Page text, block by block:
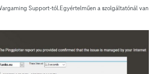
Support-tól.Egyértelműen a szolgáltatónál van